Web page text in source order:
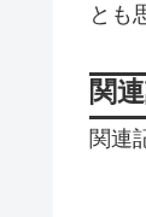
とも
関
関連